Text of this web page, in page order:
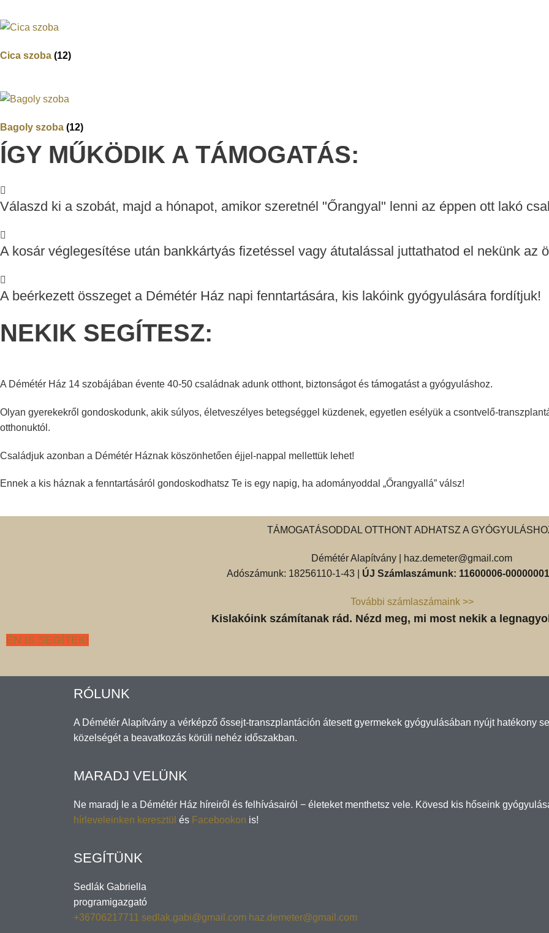
Cica szoba (12)
Bagoly szoba (12)
ÍGY MŰKÖDIK A TÁMOGATÁS:
Válaszd ki a szobát, majd a hónapot, amikor szeretnél "Őrangyal" lenni az éppen ott lakó
A kosár véglegesítése után bankkártyás fizetéssel vagy átutalással juttathatod el nekünk az
A beérkezett összeget a Démétér Ház napi fenntartására, kis lakóink gyógyulására fordítjuk!
NEKIK SEGÍTESZ:
A Démétér Ház 14 szobájában évente 40-50 családnak adunk otthont, biztonságot és támogatást a gyógyuláshoz.
Olyan gyerekekről gondoskodunk, akik súlyos, életveszélyes betegséggel küzdenek, egyetlen esélyük a csontvelő-
otthonuktól.
Családjuk azonban a Démétér Háznak köszönhetően éjjel-nappal mellettük lehet!
Ennek a kis háznak a fenntartásáról gondoskodhatsz Te is egy napig, ha adományoddal „Őrangyallá” válsz!
TÁMOGATÁSODDAL OTTHONT ADHATSZ A
Démétér Alapítvány |
haz.demeter@gmail.com
Adószámunk: 18256110-1-43 | ÚJ Számlaszámunk: 11600006-
További számlaszámaink >>
Kislakóink számítanak rád. Nézd meg, mi most nekik a
ÉN IS SEGÍTEK!
RÓLUNK
A Démétér Alapítvány a vérképző őssejt-transzplantáción átesett gyermekek gyógyulásában nyújt hatékony
közelségét a beavatkozás körüli nehéz időszakban.
MARADJ VELÜNK
Ne maradj le a Démétér Ház híreiről és felhívásairól − életeket menthetsz vele. Kövesd kis hőseink
hírleveleinken keresztül és Facebookon is!
SEGÍTÜNK
Sedlák Gabriella
programigazgató
+36706217711 sedlak.gabi@gmail.com haz.demeter@gmail.com